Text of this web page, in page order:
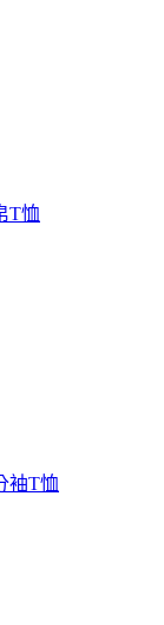
T恤
袖T恤